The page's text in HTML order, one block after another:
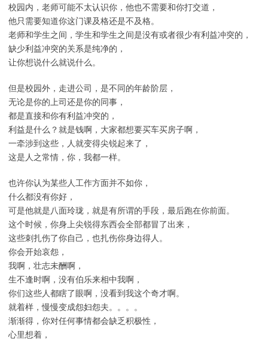
校园内，老师可能不太认识你，他也不需要和你打交道，
他只需要知道你这门课及格还是不及格。
老师和学生之间，学生和学生之间是没有或者很少有利益冲突的，
缺少利益冲突的关系是纯净的，
让你想说什么就说什么。
但是校园外，走进公司，是不同的年龄阶层，
无论是你的上司还是你的同事，
都是直接和你有利益冲突的，
利益是什么？就是钱啊，大家都想要买车买房子啊，
一牵涉到这些，人就变得尖锐起来了，
这是人之常情，你，我都一样。
也许你认为某些人工作方面并不如你，
什么都没有你好，
可是他就是八面玲珑，就是有所谓的手段，最后跑在你前面。
这个时候，你身上尖锐得东西会全部都冒了出来，
这些刺扎伤了你自己，也扎伤你身边得人。
你会开始哀怨，
我啊，壮志未酬啊，
生不逢时啊，没有伯乐来相中我啊，
你们这些人都瞎了眼啊，没看到我这个奇才啊。
就着样，慢慢变成怨妇怨夫。。。。
渐渐得，你对任何事情都会缺乏积极性，
心里想着，